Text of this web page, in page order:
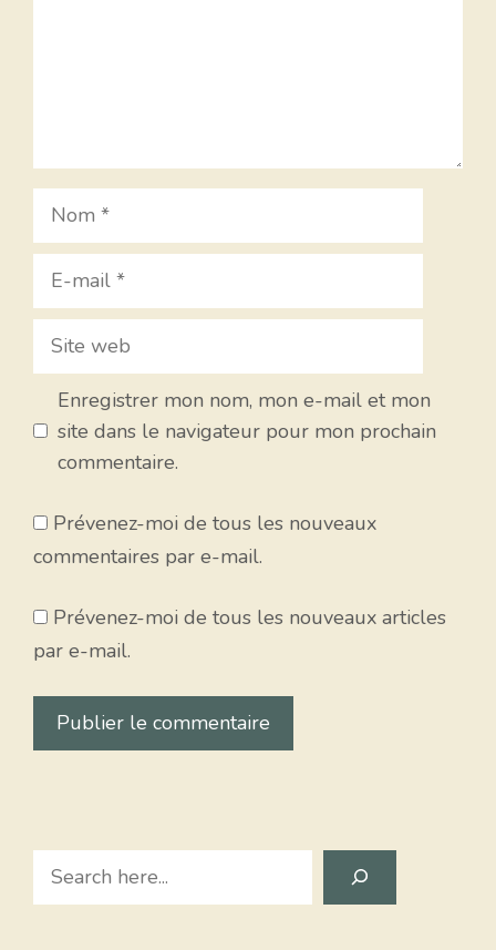
Nom
E-
Site
Enregistrer mon nom, mon e-mail et mon
site dans le navigateur pour mon prochain
commentaire.
Prévenez-moi de tous les nouveaux
commentaires par e-mail.
Prévenez-moi de tous les nouveaux articles
par e-mail.
Search